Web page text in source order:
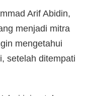
Arif Abidin,
menjadi mitra
mengetahui
setelah ditempati